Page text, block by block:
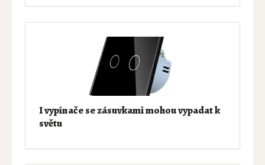
I vypínače se zásuvkami mohou vypadat k
světu